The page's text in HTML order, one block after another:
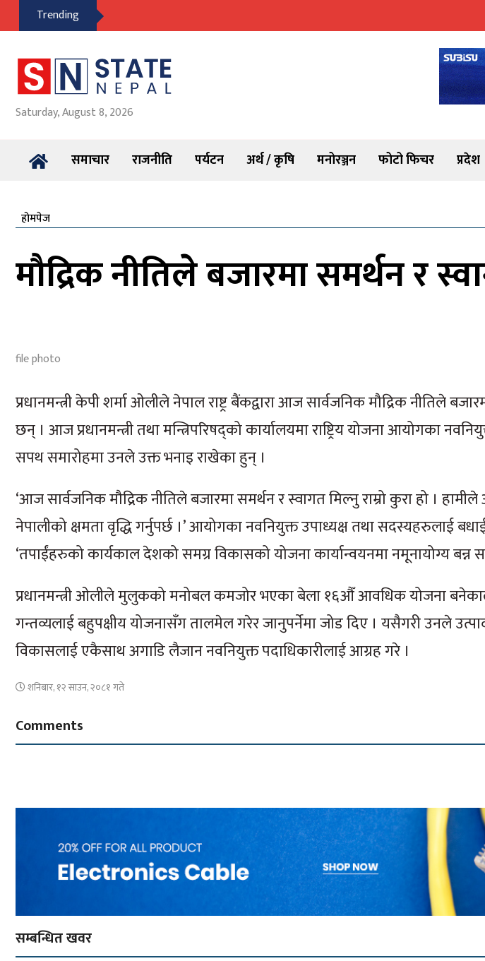
Trending
Saturday, August 8, 2026
समाचार राजनीति पर्यटन अर्थ / कृषि मनोरञ्जन फोटो फिचर प्रदेश
होमपेज
मौद्रिक नीतिले बजारमा समर्थन र
file photo
प्रधानमन्त्री केपी शर्मा ओलीले नेपाल राष्ट्र बैंकद्वारा आज सार्वजनिक मौद्रिक नीतिले
छन् । आज प्रधानमन्त्री तथा मन्त्रिपरिषद्को कार्यालयमा राष्ट्रिय योजना आयोगका
सपथ समारोहमा उनले उक्त भनाइ राखेका हुन् ।
‘आज सार्वजनिक मौद्रिक नीतिले बजारमा समर्थन र स्वागत मिल्नु राम्रो कुरा हो ।
नेपालीको क्षमता वृद्धि गर्नुपर्छ ।’ आयोगका नवनियुक्त उपाध्यक्ष तथा सदस्यहरुलाई
‘तपाईंहरुको कार्यकाल देशको समग्र विकासको योजना कार्यान्वयनमा नमूनायोग्य
प्रधानमन्त्री ओलीले मुलुकको मनोबल कमजोर भएका बेला १६औँ आवधिक योजना बनेकाले
गन्तव्यलाई बहुपक्षीय योजनासँग तालमेल गरेर जानुपर्नेमा जोड दिए । यसैगरी उनले
विकासलाई एकैसाथ अगाडि लैजान नवनियुक्त पदाधिकारीलाई आग्रह गरे ।
शनिबार, १२ साउन, २०८१ गते
Comments
सम्बन्धित खवर